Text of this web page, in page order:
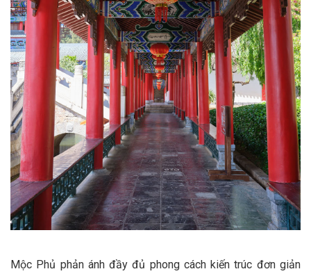
Mộc Phủ phản ánh đầy đủ phong cách kiến ​​trúc đơn giản